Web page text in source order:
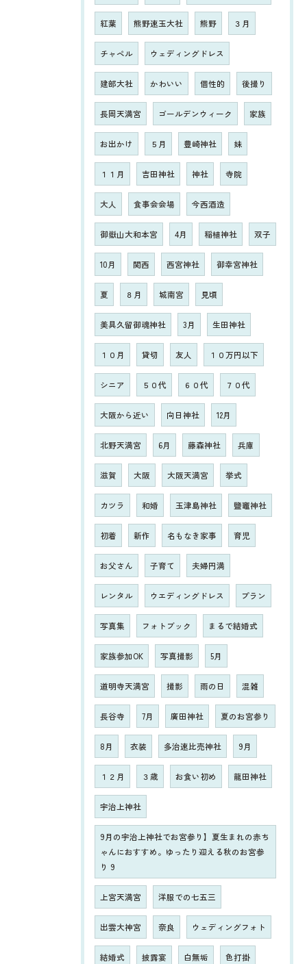
紅葉 熊野速玉大社 熊野 ３月
チャペル ウェディングドレス
建部大社 かわいい 個性的 後撮り
長岡天満宮 ゴールデンウィーク 家族
お出かけ ５月 豊崎神社 妹
１１月 吉田神社 神社 寺院
大人 食事会会場 今西酒造
御嶽山大和本宮 4月 稲植神社 双子
10月 関西 西宮神社 御幸宮神社
夏 ８月 城南宮 見頃
美具久留御魂神社 3月 生田神社
１０月 貸切 友人 １０万円以下
シニア ５０代 ６０代 ７０代
大阪から近い 向日神社 12月
北野天満宮 6月 藤森神社 兵庫
滋賀 大阪 大阪天満宮 挙式
カツラ 和婚 玉津島神社 鹽竈神社
初着 新作 名もなき家事 育児
お父さん 子育て 夫婦円満
レンタル ウエディングドレス プラン
写真集 フォトブック まるで結婚式
家族参加OK 写真撮影 5月
道明寺天満宮 撮影 雨の日 混雑
長谷寺 7月 廣田神社 夏のお宮参り
8月 衣装 多治速比売神社 9月
１２月 ３歳 お食い初め 龍田神社
宇治上神社
9月の宇治上神社でお宮参り】夏生まれの赤ち
ゃんにおすすめ。ゆったり迎える秋のお宮参
り 9
上宮天満宮 洋服での七五三
出雲大神宮 奈良 ウェディングフォト
結婚式 披露宴 白無垢 色打掛